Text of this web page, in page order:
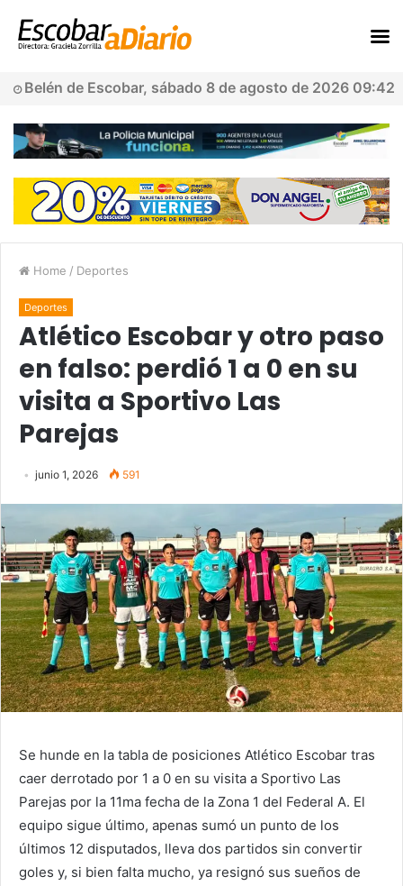
Belén de Escobar, sábado 8 de agosto de 2026 09:42
Home / Deportes
Deportes
Atlético Escobar y otro paso
en falso: perdió 1 a 0 en su
visita a Sportivo Las
Parejas
junio 1, 2026 591
Se hunde en la tabla de posiciones Atlético Escobar tras
caer derrotado por 1 a 0 en su visita a Sportivo Las
Parejas por la 11ma fecha de la Zona 1 del Federal A. El
equipo sigue último, apenas sumó un punto de los
últimos 12 disputados, lleva dos partidos sin convertir
goles y, si bien falta mucho, ya resignó sus sueños de